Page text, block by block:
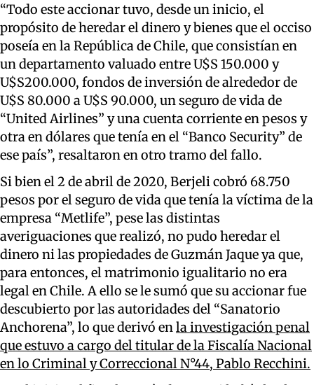
“Todo este accionar tuvo, desde un inicio, el
propósito de heredar el dinero y bienes que el occiso
poseía en la República de Chile, que consistían en
un departamento valuado entre U$S 150.000 y
U$S200.000, fondos de inversión de alrededor de
U$S 80.000 a U$S 90.000, un seguro de vida de
“United Airlines” y una cuenta corriente en pesos y
otra en dólares que tenía en el “Banco Security” de
ese país”, resaltaron en otro tramo del fallo.
Si bien el 2 de abril de 2020, Berjeli cobró 68.750
pesos por el seguro de vida que tenía la víctima de la
empresa “Metlife”, pese las distintas
averiguaciones que realizó, no pudo heredar el
dinero ni las propiedades de Guzmán Jaque ya que,
para entonces, el matrimonio igualitario no era
legal en Chile. A ello se le sumó que su accionar fue
descubierto por las autoridades del “Sanatorio
Anchorena”, lo que derivó enla investigación penal
que estuvo a cargo del titular de la Fiscalía Nacional
en lo Criminal y Correccional N°44, Pablo Recchini.